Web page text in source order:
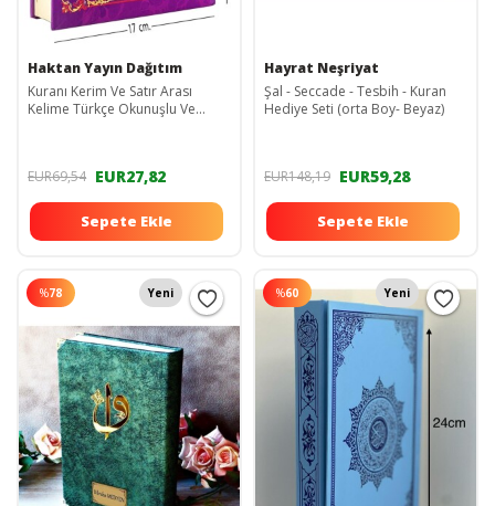
Haktan Yayın Dağıtım
Kuranı Kerim Ve Satır Arası
Kelime Türkçe Okunuşlu Ve
EUR69,54 EUR27,82
Sepete Ekle
Hayrat Neşriyat
Şal - Seccade - Tesbih - Kuran
Hediye Seti (orta Boy- Beyaz)
EUR148,19 EUR59,28
Sepete Ekle
%78 Yeni %60 Yeni